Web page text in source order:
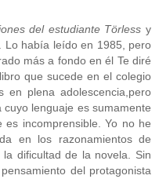
del estudiante Törless y
Lo había leído en 1985, pero
más a fondo en él Te diré
que sucede en el colegio
en plena adolescencia,pero
lenguaje es sumamente
incomprensible. Yo no he
en los razonamientos de
dificultad de la novela. Sin
del protagonista